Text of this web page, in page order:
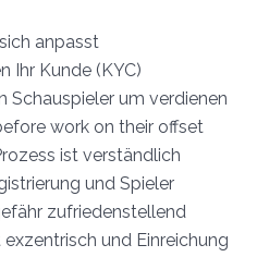
anpasst
Ihr Kunde (KYC)
Schauspieler um verdienen
work on their offset
ist verständlich
und Spieler
zufriedenstellend
und Einreichung